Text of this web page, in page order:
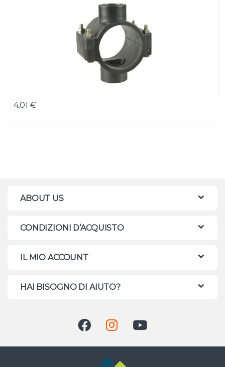
4,01 €
ABOUT US
CONDIZIONI D’ACQUISTO
IL MIO ACCOUNT
HAI BISOGNO DI AIUTO?